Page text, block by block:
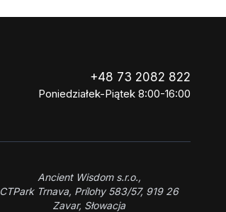
+48 73 2082 822
Poniedziałek-Piątek 8:00-16:00
Ancient Wisdom s.r.o.,
CTPark Trnava, Prílohy 583/57, 919 26
Zavar, Słowacja